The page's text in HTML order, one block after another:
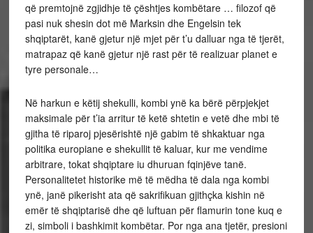
që premtojnë zgjidhje të çështjes kombëtare … filozof që
pasi nuk shesin dot më Marksin dhe Engelsin tek
shqiptarët, kanë gjetur një mjet për t’u dalluar nga të tjerët,
matrapaz që kanë gjetur një rast për të realizuar planet e
tyre personale…
Në harkun e këtij shekulli, kombi ynë ka bërë përpjekjet
maksimale për t’ia arritur të ketë shtetin e vetë dhe mbi të
gjitha të riparoj pjesërishtë një gabim të shkaktuar nga
politika europiane e shekullit të kaluar, kur me vendime
arbitrare, tokat shqiptare iu dhuruan fqinjëve tanë.
Personalitetet historike më të mëdha të dala nga kombi
ynë, janë pikerisht ata që sakrifikuan gjithçka kishin në
emër të shqiptarisë dhe që luftuan për flamurin tone kuq e
zi, simboli i bashkimit kombëtar. Por nga ana tjetër, presioni